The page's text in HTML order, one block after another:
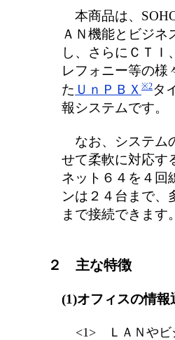
本商品は、
ＡＮ機能とビジネ
し、さらにＣＴＩ
レフォニー等の様
た ＵｎＰＢＸ ※2タ
報システムです。
なお、システム
せて柔軟に対応す
ネット６４を４回
ンは２４台まで、
まで接続できます。
２ 主な特徴
(1)オフィスの情
<1> ＬＡＮやビ